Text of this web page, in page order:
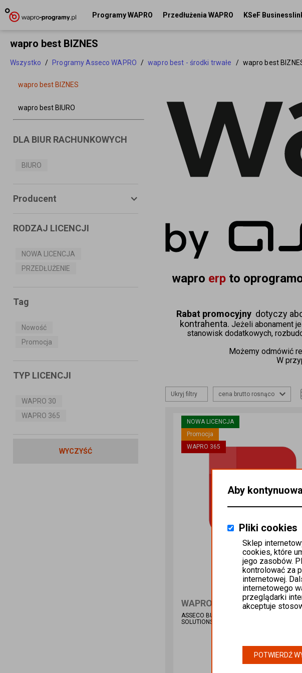
Programy WAPRO Przedłużenia WAPRO KSeF
wapro best BIZNES
Wszystko / Programy Asseco WAPRO / wapro best - środki trwałe / wapro best
wapro best BIZNES
wapro best BIURO
DLA BIUR RACHUNKOWYCH
BIURO
Producent
S.A.
MS SYSTEMS
MISTRAL.NET Sp. z o.o
RODZAJ LICENCJI
NOWA LICENCJA
PRZEDŁUŻENIE
Tag
Nowość
Promocja
TYP LICENCJI
WAPRO 30
WAPRO 365
WYCZYŚĆ
wapro erp to
Rabat promocyjny dotyczy
kontrahenta. Jeżeli abonament
stanowisk dodatkowych,
Możemy odmówić
W
Ukryj filtry cena brutto rosnąco
NOWA LICENCJA
Promocja
WAPRO 365
ASSECO BUSINESS
SOLUTIONS S.A.
-5%
Aby
Pliki cookies
Sklep
cookies, które
jego zasobów.
kontrolować za
internetowej.
internetowego
przeglądarki
akceptuje
POTWIERDŹ